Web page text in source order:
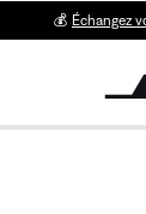
💰 Échangez